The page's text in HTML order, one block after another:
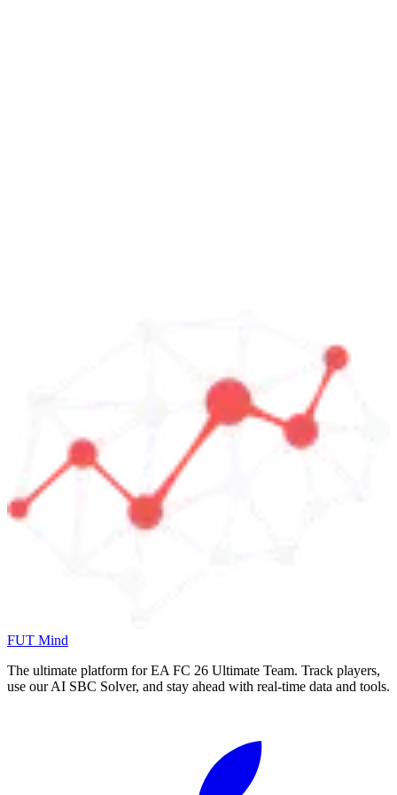
FUT Mind
The ultimate platform for EA FC 26 Ultimate Team. Track players,
use our AI SBC Solver, and stay ahead with real-time data and tools.